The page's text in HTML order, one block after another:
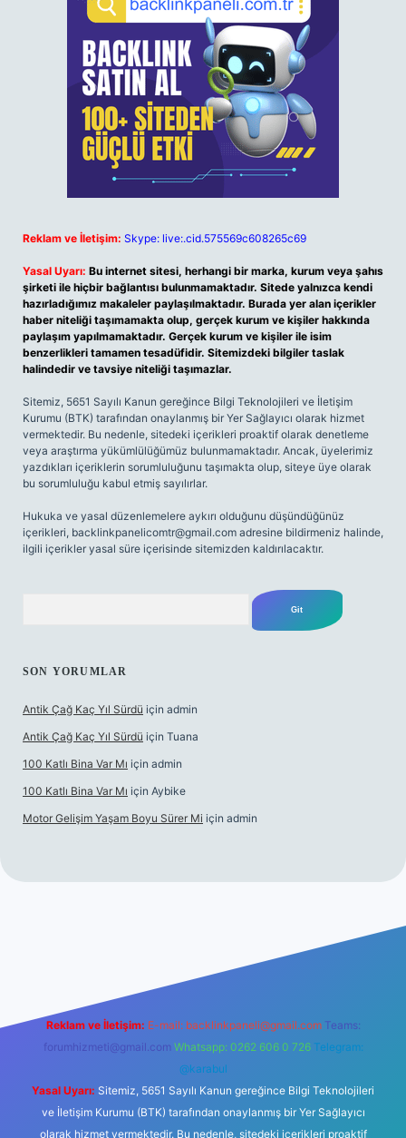
Reklam ve İletişim: Skype: live:.cid.575569c608265c69
Yasal Uyarı: Bu internet sitesi, herhangi bir marka, kurum veya şahıs
şirketi ile hiçbir bağlantısı bulunmamaktadır. Sitede yalnızca kendi
hazırladığımız makaleler paylaşılmaktadır. Burada yer alan içerikler
haber niteliği taşımamakta olup, gerçek kurum ve kişiler hakkında
paylaşım yapılmamaktadır. Gerçek kurum ve kişiler ile isim
benzerlikleri tamamen tesadüfidir. Sitemizdeki bilgiler taslak
halindedir ve tavsiye niteliği taşımazlar.
Sitemiz, 5651 Sayılı Kanun gereğince Bilgi Teknolojileri ve İletişim
Kurumu (BTK) tarafından onaylanmış bir Yer Sağlayıcı olarak hizmet
vermektedir. Bu nedenle, sitedeki içerikleri proaktif olarak denetleme
veya araştırma yükümlülüğümüz bulunmamaktadır. Ancak, üyelerimiz
yazdıkları içeriklerin sorumluluğunu taşımakta olup, siteye üye olarak
bu sorumluluğu kabul etmiş sayılırlar.
Hukuka ve yasal düzenlemelere aykırı olduğunu düşündüğünüz
içerikleri, backlinkpanelicomtr@gmail.com adresine bildirmeniz halinde,
ilgili içerikler yasal süre içerisinde sitemizden kaldırılacaktır.
SON YORUMLAR
Antik Çağ Kaç Yıl Sürdü için admin
Antik Çağ Kaç Yıl Sürdü için Tuana
100 Katlı Bina Var Mı için admin
100 Katlı Bina Var Mı için Aybike
Motor Gelişim Yaşam Boyu Sürer Mi için admin
Reklam ve İletişim: E-mail: backlinkpaneli@gmail.com Teams:
forumhizmeti@gmail.com Whatsapp: 0262 606 0 726 Telegram:
@karabul
Yasal Uyarı: Sitemiz, 5651 Sayılı Kanun gereğince Bilgi Teknolojileri
ve İletişim Kurumu (BTK) tarafından onaylanmış bir Yer Sağlayıcı
olarak hizmet vermektedir. Bu nedenle, sitedeki içerikleri proaktif